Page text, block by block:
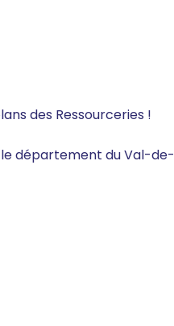
des Ressourceries !
le département du Val-de-